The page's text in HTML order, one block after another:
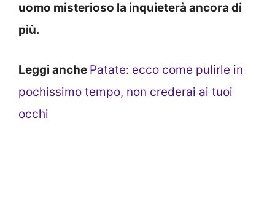
uomo misterioso la inquieterà ancora di
più.
Leggi anche Patate: ecco come pulirle in
pochissimo tempo, non crederai ai tuoi
occhi